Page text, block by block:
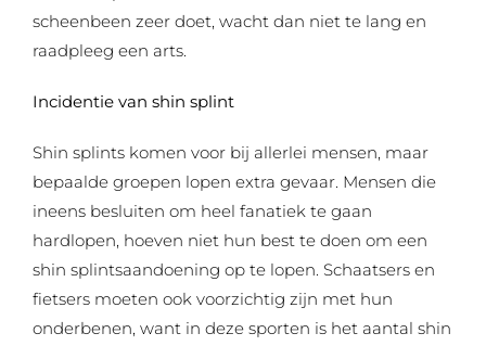
scheenbeen zeer doet, wacht dan niet te lang en
raadpleeg een arts.
Incidentie van shin splint
Shin splints komen voor bij allerlei mensen, maar
bepaalde groepen lopen extra gevaar. Mensen die
ineens besluiten om heel fanatiek te gaan
hardlopen, hoeven niet hun best te doen om een
shin splintsaandoening op te lopen. Schaatsers en
fietsers moeten ook voorzichtig zijn met hun
onderbenen, want in deze sporten is het aantal shin